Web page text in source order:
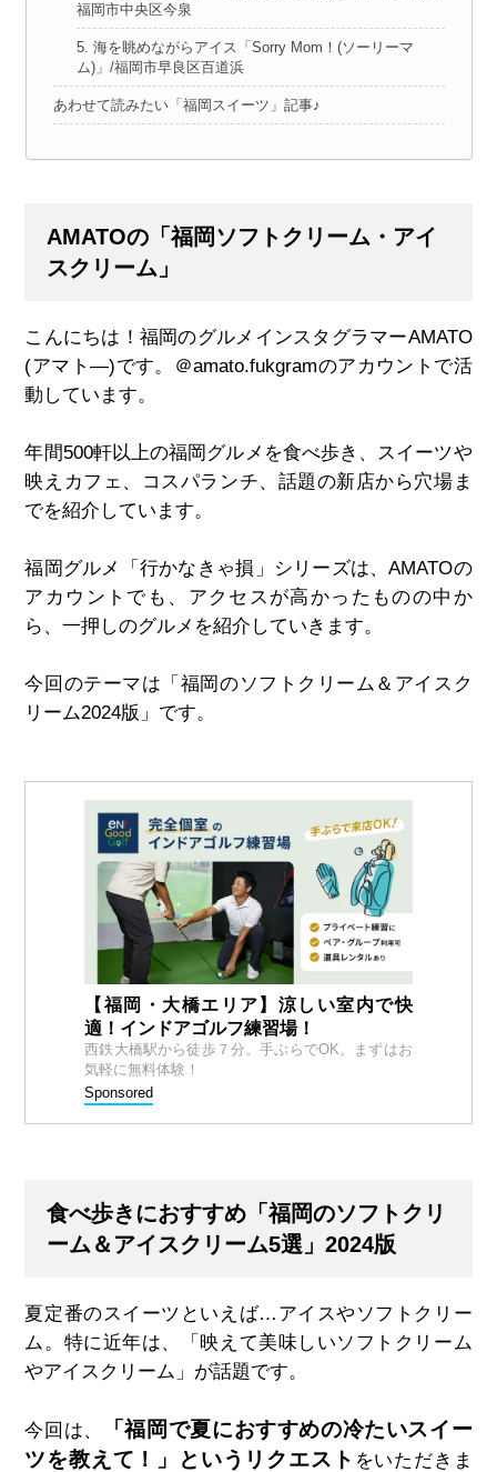
福岡市中央区今泉
5. 海を眺めながらアイス「Sorry Mom！(ソーリーマ
ム)」/福岡市早良区百道浜
あわせて読みたい「福岡スイーツ」記事♪
AMATOの「福岡ソフトクリーム・アイ
スクリーム」
こんにちは！福岡のグルメインスタグラマーAMATO
(アマト―)です。＠amato.fukgramのアカウントで活
動しています。
年間500軒以上の福岡グルメを食べ歩き、スイーツや
映えカフェ、コスパランチ、話題の新店から穴場ま
でを紹介しています。
福岡グルメ「行かなきゃ損」シリーズは、AMATOの
アカウントでも、アクセスが高かったものの中か
ら、一押しのグルメを紹介していきます。
今回のテーマは「福岡のソフトクリーム＆アイスク
リーム2024版」です。
【福岡・大橋エリア】涼しい室内で快
適！インドアゴルフ練習場！
西鉄大橋駅から徒歩７分。手ぶらでOK。まずはお
気軽に無料体験！
Sponsored
食べ歩きにおすすめ「福岡のソフトクリ
ーム＆アイスクリーム5選」2024版
夏定番のスイーツといえば…アイスやソフトクリー
ム。特に近年は、「映えて美味しいソフトクリーム
やアイスクリーム」が話題です。
今回は、
「福岡で夏におすすめの冷たいスイー
ツを教えて！」というリクエスト をいただきま